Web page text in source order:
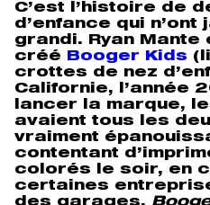
C’est l’histoire de
d’enfance qui
grandi. Ryan Mante
créé Booger Kids
crottes de nez
Californie, l’année
lancer la marque,
avaient tous les
vraiment
contentant
colorés le soir, en
certaines